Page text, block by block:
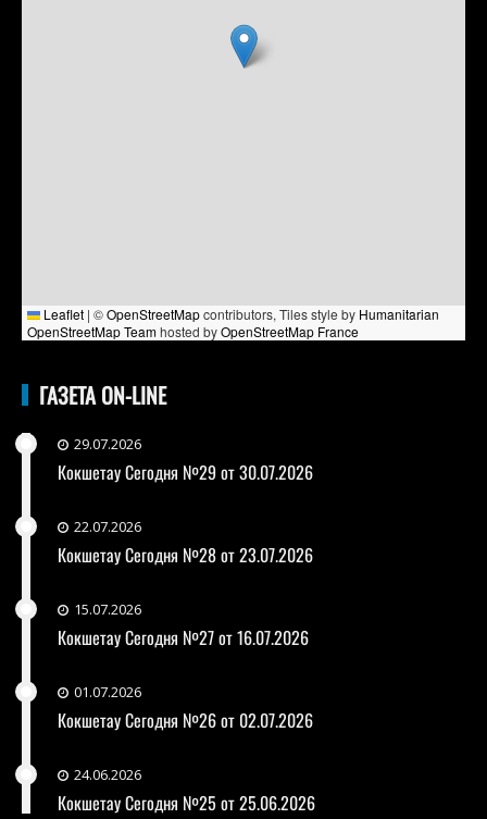
Leaflet | ©OpenStreetMapcontributors, Tiles style by Humanitarian
OpenStreetMap Teamhosted byOpenStreetMap France
ГАЗЕТА ON-LINE
29.07.2026
Кокшетау Сегодня №29 от 30.07.2026
22.07.2026
Кокшетау Сегодня №28 от 23.07.2026
15.07.2026
Кокшетау Сегодня №27 от 16.07.2026
01.07.2026
Кокшетау Сегодня №26 от 02.07.2026
24.06.2026
Кокшетау Сегодня №25 от 25.06.2026